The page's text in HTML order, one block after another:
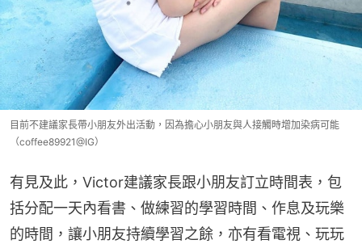
目前不建議家長帶小朋友外出活動，因為擔心小朋友與人接觸時增加染病可能
（coffee89921@IG）
有見及此，Victor建議家長跟小朋友訂立時間表，包
括分配一天內看書、做練習的學習時間、作息及玩樂
的時間，讓小朋友持續學習之餘，亦有看電視、玩玩